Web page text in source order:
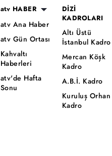
atv HABER
atv Ana Haber
atv Gün Ortası
Kahvaltı
Haberleri
atv'de Hafta
Sonu
DİZİ
KADROLARI
Altı Üstü
İstanbul Kadro
Mercan Köşk
Kadro
A.B.İ. Kadro
Kuruluş Orhan
Kadro